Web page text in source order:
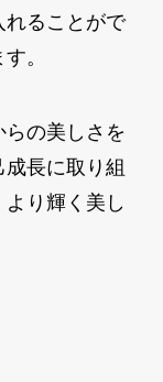
れることがで
。
の美しさを
長に取り組
り輝く美し